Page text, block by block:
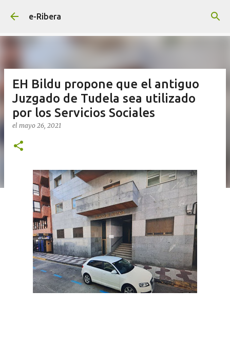
e-Ribera
EH Bildu propone que el antiguo
Juzgado de Tudela sea utilizado
por los Servicios Sociales
el mayo 26, 2021